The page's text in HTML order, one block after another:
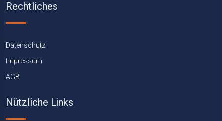
Rechtliches
Datenschutz
Impressum
AGB
Nützliche Links